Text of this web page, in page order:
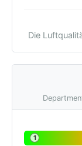
Die
1